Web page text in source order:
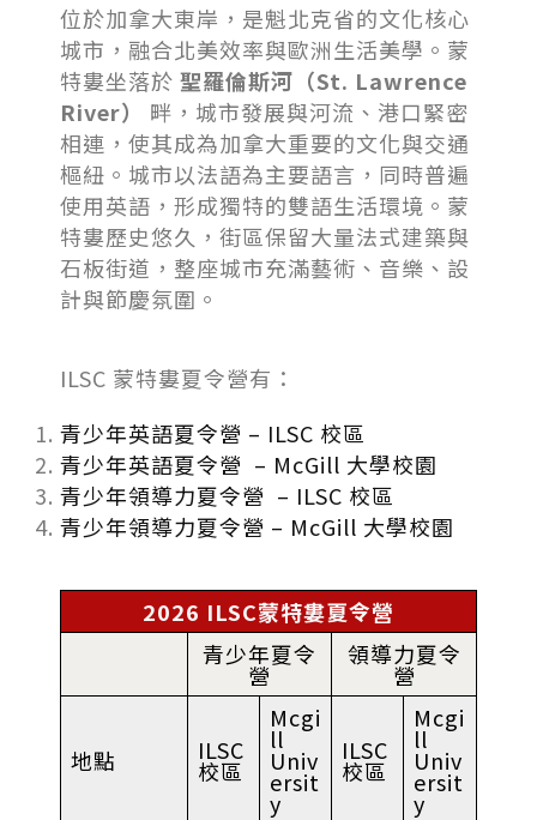
位於加拿大東岸，是魁北克省的文化核心
城市，融合北美效率與歐洲生活美學。蒙
特婁坐落於 聖羅倫斯河（St. Lawrence
River）
畔，城市發展與河流、港口緊密
相連，使其成為加拿大重要的文化與交通
樞紐。城市以法語為主要語言，同時普遍
使用英語，形成獨特的雙語生活環境。蒙
特婁歷史悠久，街區保留大量法式建築與
石板街道，整座城市充滿藝術、音樂、設
計與節慶氛圍。
ILSC 蒙特婁夏令營有：
青少年英語夏令營 – ILSC 校區
青少年英語夏令營 – McGill 大學校園
青少年領導力夏令營 – ILSC 校區
青少年領導力夏令營 – McGill 大學校園
2026 ILSC蒙特婁夏令營
青少年夏令
營
領導力夏令
營
地點 ILSC
校區
Mcgi
ll
Univ
ersit
y
ILSC
校區
Mcgi
ll
Univ
ersit
y